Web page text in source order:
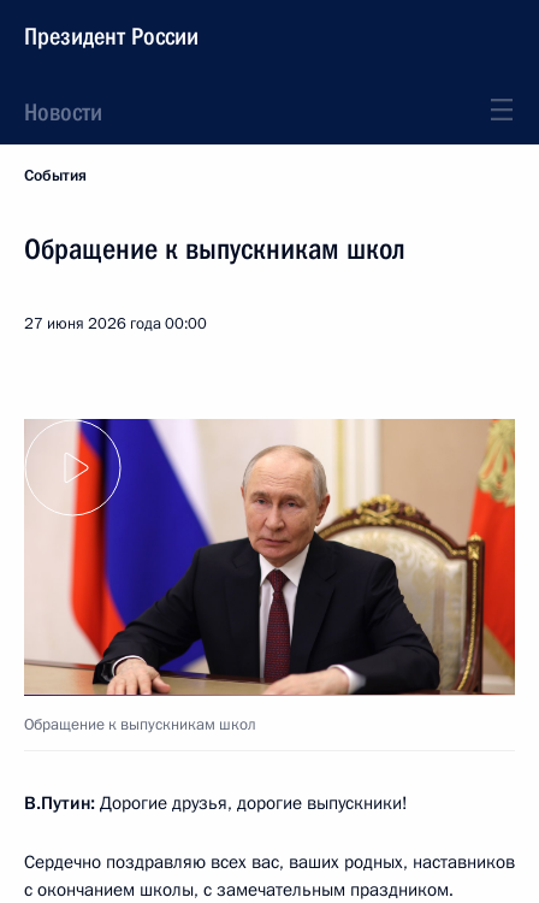
Президент России
Новости
События
Обращение к выпускникам школ
27 июня 2026 года00:00
Обращение к выпускникам школ
В.Путин: Дорогие друзья, дорогие выпускники!
Сердечно поздравляю всех вас, ваших родных, наставников
с окончанием школы, с замечательным праздником.